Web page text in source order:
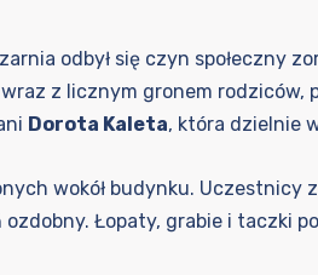
odbył się czyn społeczny
z licznym gronem rodziców,
Dorota Kaleta, która dzielnie
wokół budynku.
Łopaty, grabie i taczki